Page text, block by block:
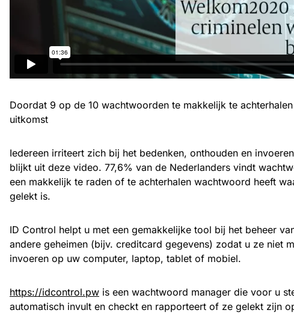
Doordat 9 op de 10 wachtwoorden te makkelijk te
uitkomst
Iedereen irriteert zich bij het bedenken, onthouden en
blijkt uit deze video. 77,6% van de Nederlanders vindt
een makkelijk te raden of te achterhalen wachtwoord heeft
gelekt is.
ID Control helpt u met een gemakkelijke tool bij het beheer
andere geheimen (bijv. creditcard gegevens) zodat u ze niet
invoeren op uw computer, laptop, tablet of mobiel.
https://idcontrol.pw is een wachtwoord manager die voor u
automatisch invult en checkt en rapporteert of ze gelekt zijn